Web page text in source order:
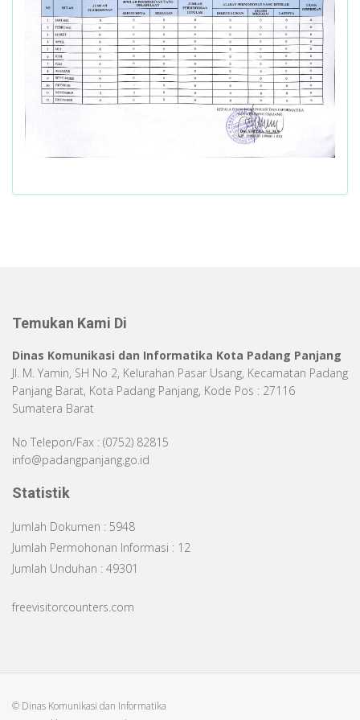
Temukan Kami Di
Dinas Komunikasi dan Informatika Kota Padang Panjang
Jl. M. Yamin, SH No 2, Kelurahan Pasar Usang, Kecamatan Padang
Panjang Barat, Kota Padang Panjang, Kode Pos : 27116
Sumatera Barat
No Telepon/Fax : (0752) 82815
info@padangpanjang.go.id
Statistik
Jumlah Dokumen : 5948
Jumlah Permohonan Informasi : 12
Jumlah Unduhan : 49301
freevisitorcounters.com
© Dinas Komunikasi dan Informatika